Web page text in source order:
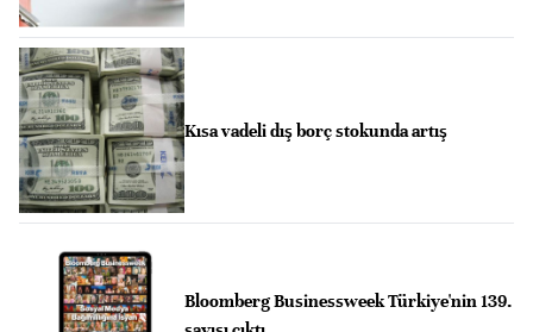
Kısa vadeli dış borç stokunda artış
Bloomberg Businessweek Türkiye'nin 139.